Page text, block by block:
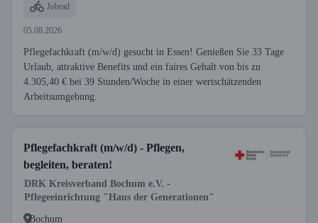
Jobrad
05.08.2026
Pflegefachkraft (m/w/d) gesucht in Essen! Genießen Sie 33 Tage
Urlaub, attraktive Benefits und ein faires Gehalt von bis zu
4.305,40 € bei 39 Stunden/Woche in einer wertschätzenden
Arbeitsumgebung.
Pflegefachkraft (m/w/d) - Pflegen,
begleiten, beraten!
DRK Kreisverband Bochum e.V. -
Pflegeeinrichtung "Haus der Generationen"
Bochum